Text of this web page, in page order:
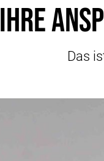
Ihre
Das